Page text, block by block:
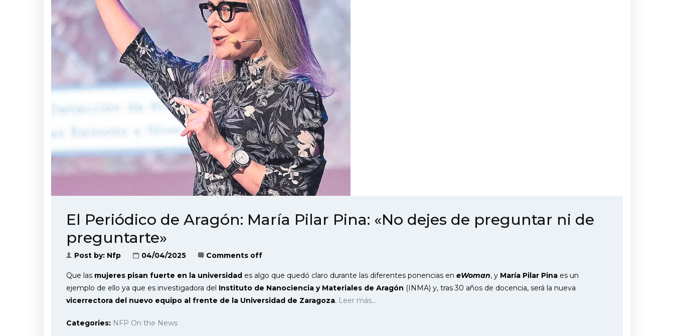
El Periódico de Aragón: María Pilar Pina: «No dejes de preguntar ni de
preguntarte»
Post by: Nfp 04/04/2025 Comments off
Que las mujeres pisan fuerte en la universidad es algo que quedó claro durante las diferentes ponencias en eWoman, y María Pilar Pina es un
ejemplo de ello ya que es investigadora del Instituto de Nanociencia y Materiales de Aragón (INMA) y, tras 30 años de docencia, será la nueva
vicerrectora del nuevo equipo al frente de la Universidad de Zaragoza. Leer más…
Categories: NFP On the News